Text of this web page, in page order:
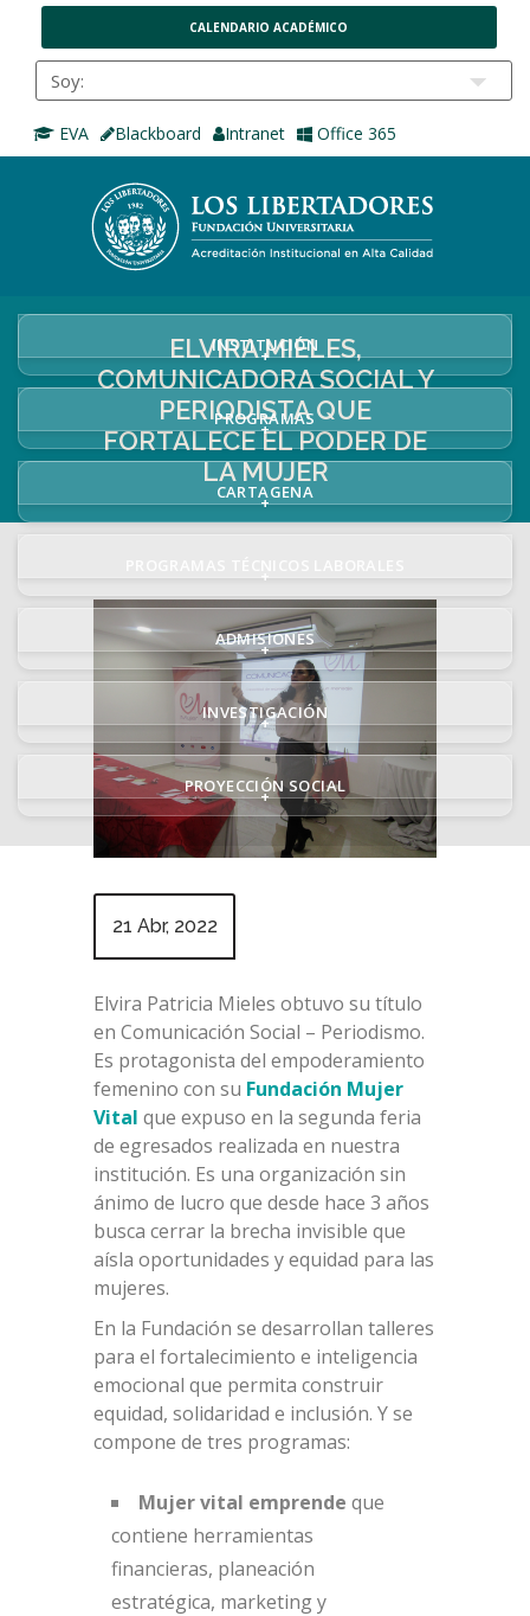
CALENDARIO ACADÉMICO
EVA Blackboard Intranet Office 365
INSTITUCIÓN
+
PROGRAMAS
+
CARTAGENA
+
+
ADMISIONES
+
INVESTIGACIÓN
+
PROYECCIÓN SOCIAL
+
ELVIRA MIELES,
COMUNICADORA SOCIAL Y
PERIODISTA QUE
FORTALECE EL PODER DE
LA MUJER
21 Abr, 2022
Elvira Patricia Mieles obtuvo su título
en Comunicación Social – Periodismo.
Es protagonista del empoderamiento
femenino con su Fundación Mujer
Vital que expuso en la segunda feria
de egresados realizada en nuestra
institución. Es una organización sin
ánimo de lucro que desde hace 3 años
busca cerrar la brecha invisible que
aísla oportunidades y equidad para las
mujeres.
En la Fundación se desarrollan talleres
para el fortalecimiento e inteligencia
emocional que permita construir
equidad, solidaridad e inclusión. Y se
compone de tres programas:
Mujer vital emprende que
contiene herramientas
financieras, planeación
estratégica, marketing y